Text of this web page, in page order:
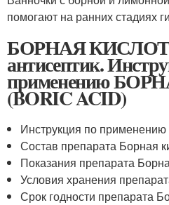
помогают на ранних стадиях
БОРНАЯ
антисептик.
применению
(BORIC ACID)
Инструкция по
Состав препарата Борная
Показания препарата
Условия хранения
Срок годности препарата